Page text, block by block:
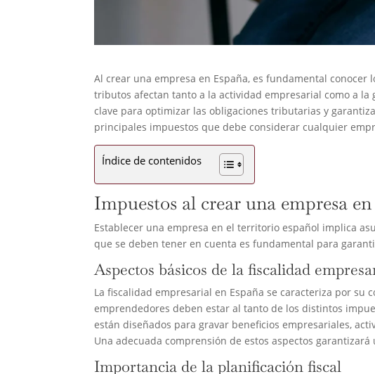
Al crear una empresa en España, es fundamental
tributos afectan tanto a la actividad empresarial como a
clave para optimizar las obligaciones tributarias y
principales impuestos que debe considerar cualquier
Índice de contenidos
Impuestos al crear una empresa
Establecer una empresa en el territorio español implica
que se deben tener en cuenta es fundamental para
Aspectos básicos de la fiscalidad
La fiscalidad empresarial en España se caracteriza por su
emprendedores deben estar al tanto de los distintos
están diseñados para gravar beneficios empresariales,
Una adecuada comprensión de estos aspectos
Importancia de la planificación fiscal